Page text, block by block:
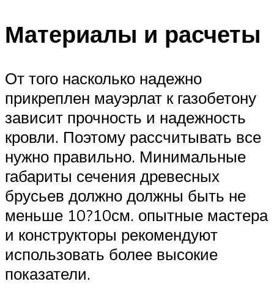
Материалы и расчеты
От того насколько надежно
прикреплен мауэрлат к газобетону
зависит прочность и надежность
кровли. Поэтому рассчитывать все
нужно правильно. Минимальные
габариты сечения древесных
брусьев должно должны быть не
меньше 10?10см. опытные мастера
и конструкторы рекомендуют
использовать более высокие
показатели.